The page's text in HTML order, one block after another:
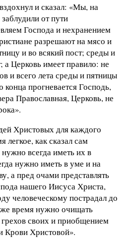
и сказал: «Мы, на
от пути
Господа и нехранением
разрешают на мясо и
и во всякий пост; среды и
Церковь имеет правило: не
и всего лета среды и пятницы
прогневается Господь,
Православная, Церковь, не
Христовых для каждого
легкое, как сказал сам
всегда иметь их в
нужно иметь в уме и на
а пред очами представлять
нашего Иисуса Христа,
человеческому пострадал до
время нужно очищать
своих и приобщением
Крови Христовой».